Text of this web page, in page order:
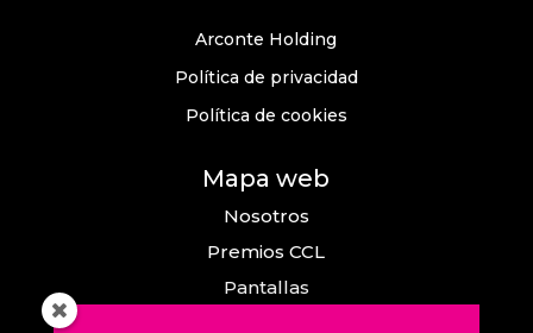
Arconte Holding
Política de privacidad
Política de cookies
Mapa web
Nosotros
Premios CCL
Pantallas